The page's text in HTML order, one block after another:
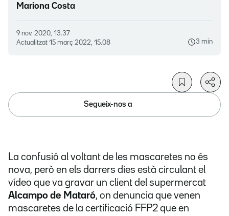
Mariona Costa
9 nov. 2020, 13.37
Actualitzat 15 març 2022, 15.08 3 min
Segueix-nos a
La confusió al voltant de les mascaretes no és
nova, però en els darrers dies està circulant el
vídeo que va gravar un client del supermercat
Alcampo de Mataró, on denuncia que venen
mascaretes de la certificació FFP2 que en